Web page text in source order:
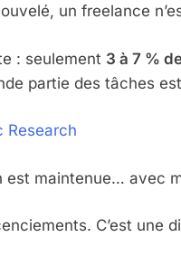
un freelance
: seulement 3 à 7 %
partie des tâches
Research
maintenue… avec
C’est une